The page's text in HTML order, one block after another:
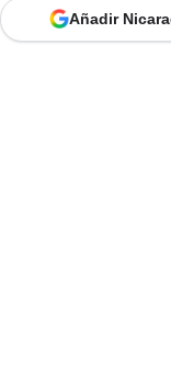
Añadir